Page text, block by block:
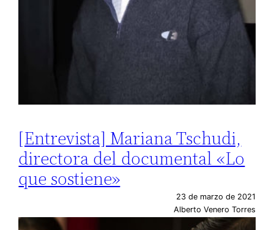
[Entrevista] Mariana Tschudi,
directora del documental «Lo
que sostiene»
23 de marzo de 2021
Alberto Venero Torres